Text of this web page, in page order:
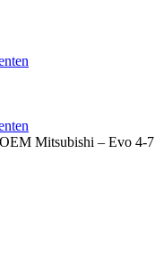
Mitsubishi – Evo 4-7